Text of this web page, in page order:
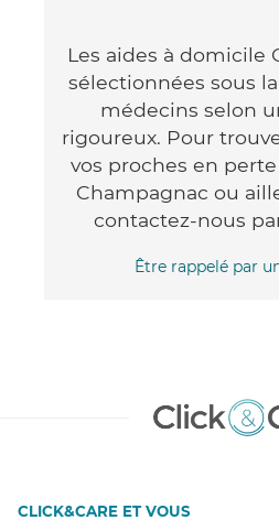
Les aides à domicile
sélectionnées sous
médecins selon
rigoureux. Pour
vos proches en
Champagnac ou
contactez-nous
Être rappelé par
CLICK&CARE ET VOUS